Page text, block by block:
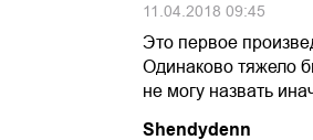
11.04.2018 09:45
Это первое
Одинаково тяжело
не могу назвать
Shendydenn